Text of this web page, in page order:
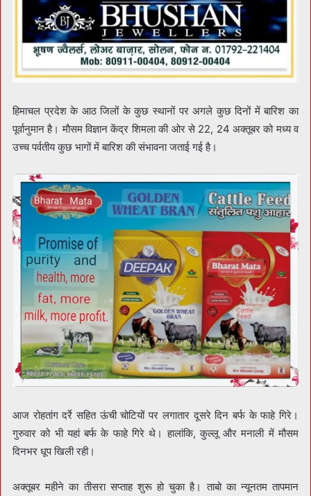
हिमाचल प्रदेश के आठ जिलों के कुछ स्थानों पर अगले कुछ दिनों में बारिश का
पूर्वानुमान है। माैसम विज्ञान केंद्र शिमला की ओर से 22, 24 अक्तूबर को मध्य व
उच्च पर्वतीय कुछ भागों में बारिश की संभावना जताई गई है।
आज रोहतांग दर्रे सहित ऊंची चोटियों पर लगातार दूसरे दिन बर्फ के फाहे गिरे।
गुरुवार को भी यहां बर्फ के फाहे गिरे थे। हालांकि, कुल्लू और मनाली में मौसम
दिनभर धूप खिली रही।
अक्तूबर महीने का तीसरा सप्ताह शुरू हो चुका है। ताबो का न्यूनतम तापमान